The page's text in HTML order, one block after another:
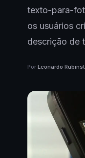
texto-para-
os usuários
descrição de
Por Leonardo